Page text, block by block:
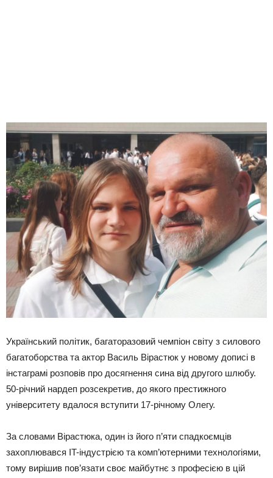
Український політик, багаторазовий чемпіон світу з силового
багатоборства та актор Василь Вірастюк у новому дописі в
інстаграмі розповів про досягнення сина від другого шлюбу.
50-річний нардеп розсекретив, до якого престижного
університету вдалося вступити 17-річному Олегу.
За словами Вірастюка, один із його п’яти спадкоємців
захоплювався IT-індустрією та комп’ютерними технологіями,
тому вирішив пов’язати своє майбутнє з професією в цій